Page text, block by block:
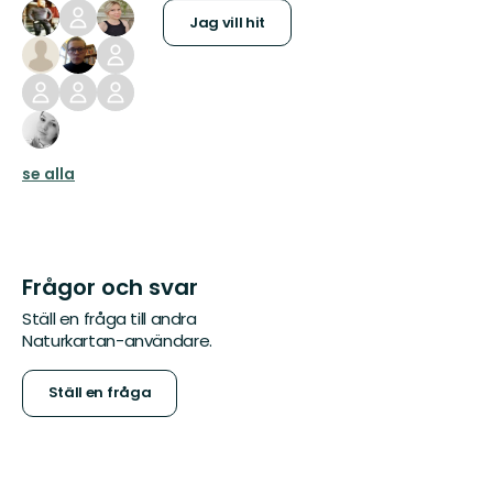
Jag vill hit
se alla
Frågor och svar
Ställ en fråga till andra
Naturkartan-användare.
Ställ en fråga